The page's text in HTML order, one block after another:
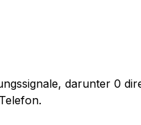
darunter 0